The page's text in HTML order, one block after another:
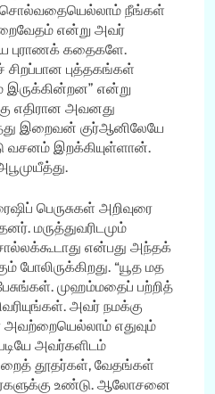
சொல்வதையெல்லாம் நீங்கள்
என்று அவர்
புராணக் கதைகளே.
புத்தகங்கள்
என்று
எதிரான அவனது
இறைவன் குர்ஆனிலேயே
வசனம் இறக்கியுள்ளான்.
பெருசுகள் அறிவுரை
மருத்துவரிடமும்
என்பது அந்தக்
போலிருக்கிறது. “யூத மத
முஹம்மதைப் பற்றித்
அவர் நமக்கு
எதுவும்
அவர்களிடம்
தூதர்கள், வேதங்கள்
உண்டு. ஆலோசனை